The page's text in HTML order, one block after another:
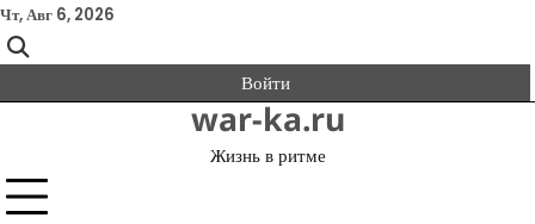
Перейти
к
содержимому
Чт, Авг 6, 2026
Войти
war-ka.ru
Жизнь в ритме